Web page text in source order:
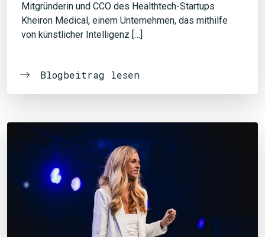
Mitgründerin und CCO des Healthtech-Startups
Kheiron Medical, einem Unternehmen, das mithilfe
von künstlicher Intelligenz […]
Blogbeitrag lesen